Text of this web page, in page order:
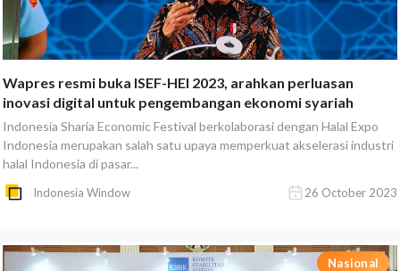
Wapres resmi buka ISEF-HEI 2023, arahkan perluasan
inovasi digital untuk pengembangan ekonomi syariah
Indonesia Sharia Economic Festival berkolaborasi dengan Halal Expo
Indonesia merupakan salah satu upaya memperkuat akselerasi industri
halal Indonesia di pasar...
Indonesia Window 26 October 2023
Nasional